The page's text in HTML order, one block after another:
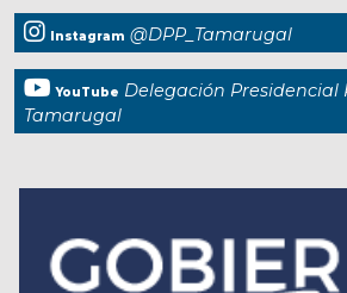
Instagram @DPP_Tamarugal
YouTube Delegación Presidencial
Tamarugal